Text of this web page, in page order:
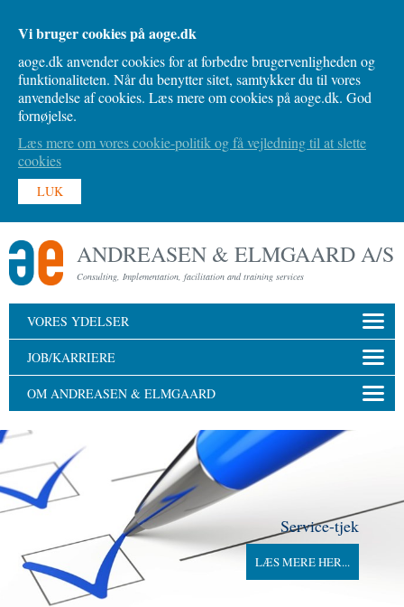
Vi bruger cookies på aoge.dk
aoge.dk anvender cookies for at forbedre brugervenligheden og
funktionaliteten. Når du benytter sitet, samtykker du til vores
anvendelse af cookies. Læs mere om cookies på aoge.dk. God
fornøjelse.
Læs mere om vores cookie-politik og få vejledning til at slette
cookies
LUK
ANDREASEN & ELMGAARD A/S
Consulting, Implementation, facilitation and training services
VORES YDELSER
JOB/KARRIERE
OM ANDREASEN & ELMGAARD
Service-tjek
LÆS MERE HER...